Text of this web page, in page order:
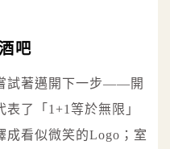
吧
試著邁開下一步——開
了「1+1等於無限」
成看似微笑的Logo；室